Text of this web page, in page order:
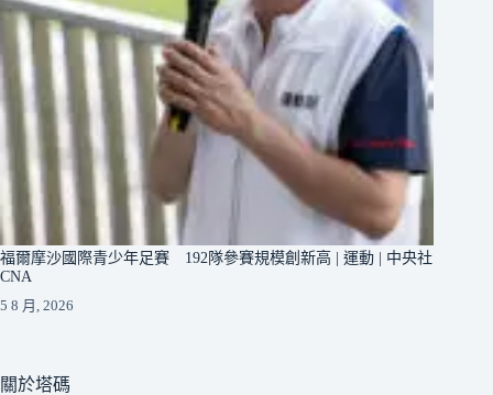
福爾摩沙國際青少年足賽 192隊參賽規模創新高 | 運動 | 中央社
CNA
5 8 月, 2026
關於塔碼